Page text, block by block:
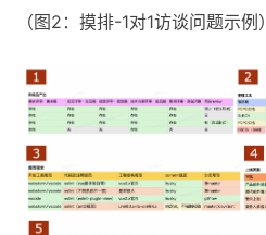
（图2：摸排-1对1访谈问题示例）